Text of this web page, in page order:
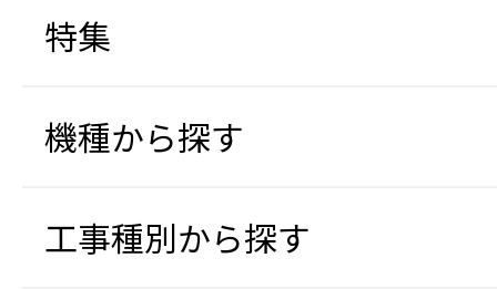
特集
機種から探す
工事種別から探す